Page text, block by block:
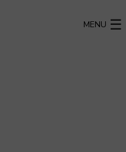
MENU